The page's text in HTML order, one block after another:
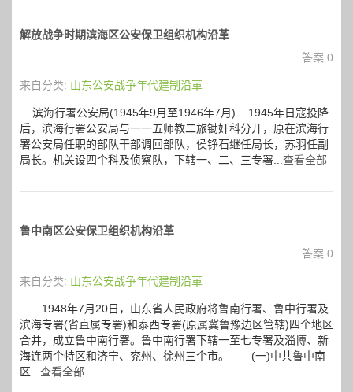
解放战争时期滨海区公安保卫组织机构沿革
答案 0
来自分类: 山东公安战争年代建制沿革
滨海行署公安局(1945年9月至1946年7月) 1945年日寇投降
后，滨海行署公安局与一一五师教二旅锄奸科分开，原在滨海行
署公安局任职的部队干部调回部队，侯铮石继任局长，苏羽任副
局长。机关设四个科及侦察队，下辖一、二、三专署... 查看全部
鲁中南区公安保卫组织机构沿革
答案 0
来自分类: 山东公安战争年代建制沿革
1948年7月20日，山东省人民政府将鲁南行署、鲁中行署及
滨海专署(省直属专署)和泰西专署(原属冀鲁豫边区管辖)四个地区
合并，成立鲁中南行署。鲁中南行署下辖一至七专署及淄博、新
海连两个特区和济宁、兖州、徐州三个市。 (一)中共鲁中南
区... 查看全部